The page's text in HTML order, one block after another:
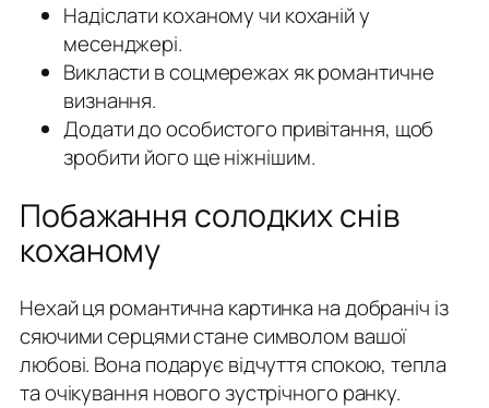
Надіслати коханому чи коханій у
месенджері.
Викласти в соцмережах як романтичне
визнання.
Додати до особистого привітання, щоб
зробити його ще ніжнішим.
Побажання солодких снів
коханому
Нехай ця романтична картинка на добраніч із
сяючими серцями стане символом вашої
любові. Вона подарує відчуття спокою, тепла
та очікування нового зустрічного ранку.